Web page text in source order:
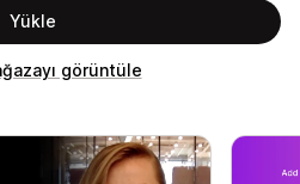
Yükle
görüntüle